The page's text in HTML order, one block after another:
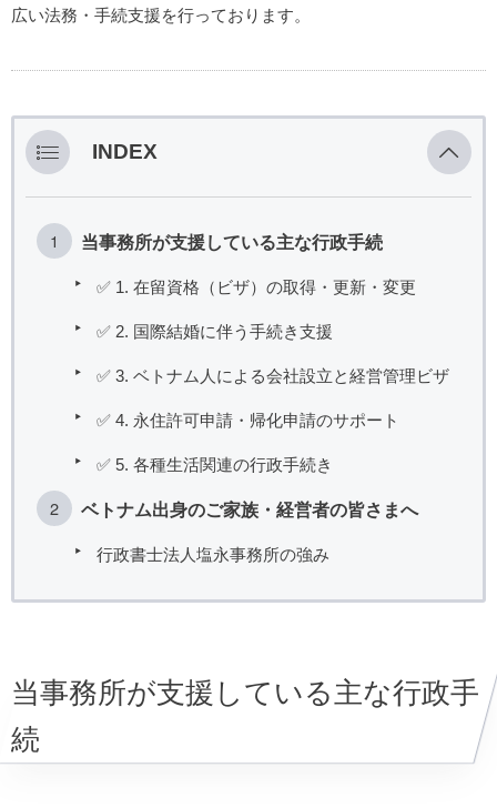
広い法務・手続支援を行っております。
INDEX
当事務所が支援している主な行政手続
✅ 1. 在留資格（ビザ）の取得・更新・変更
✅ 2. 国際結婚に伴う手続き支援
✅ 3. ベトナム人による会社設立と経営管理ビザ
✅ 4. 永住許可申請・帰化申請のサポート
✅ 5. 各種生活関連の行政手続き
ベトナム出身のご家族・経営者の皆さまへ
行政書士法人塩永事務所の強み
当事務所が支援している主な行政手
続